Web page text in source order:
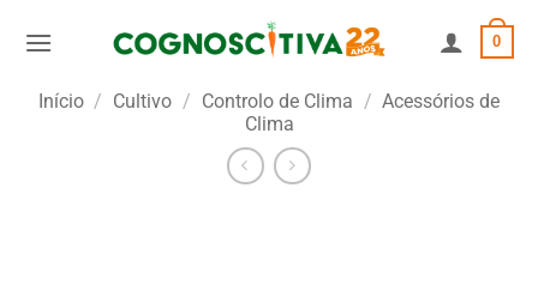
0
Início / Cultivo / Controlo de Clima / Acessórios de
Clima